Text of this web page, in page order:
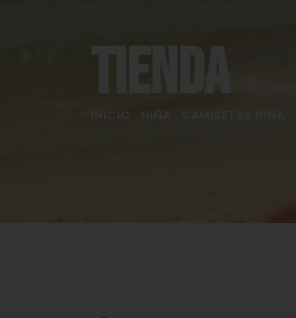
Tienda
INICIO / NIÑA / /